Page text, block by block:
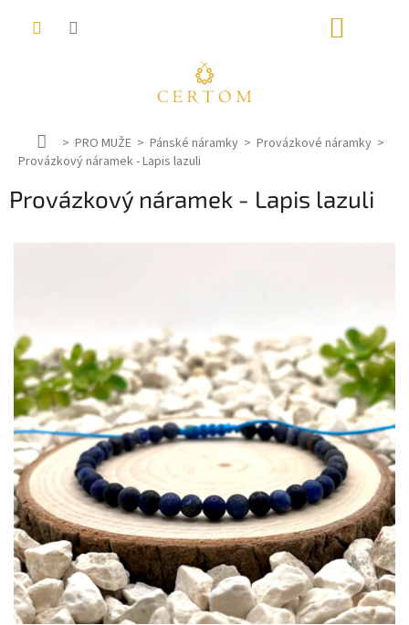
D
o
ů
PRO MUŽE Pánské náramky
Provázkové náramky
Provázkový náramek - Lapis lazuli
Provázkový náramek - Lapis lazuli